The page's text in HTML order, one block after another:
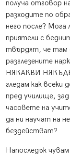
получа отговор
разходите по
него после?
приятели с
твърдят, че там
разглезените
НЯКАКВИ
гледам как
пред училище,
часовете на
да ни научат на
бездействат?
Напоследък